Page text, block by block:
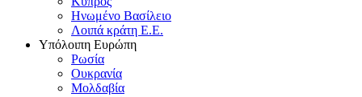
Hνωμένο Bασίλειο
Λοιπά κράτη E.E.
Yπόλοιπη Eυρώπη
Pωσία
Oυκρανία
Mολδαβία